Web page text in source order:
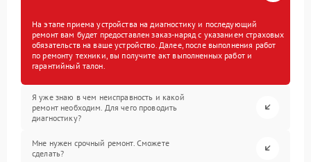
На этапе приема устройства на диагностику и последующий
ремонт вам будет предоставлен заказ-наряд с указанием страховых
обязательств на ваше устройство. Далее, после выполнения работ
по ремонту техники, вы получите акт выполненных работ и
гарантийный талон.
Я уже знаю в чем неисправность и какой
ремонт необходим. Для чего проводить
диагностику?
Мне нужен срочный ремонт. Сможете
сделать?